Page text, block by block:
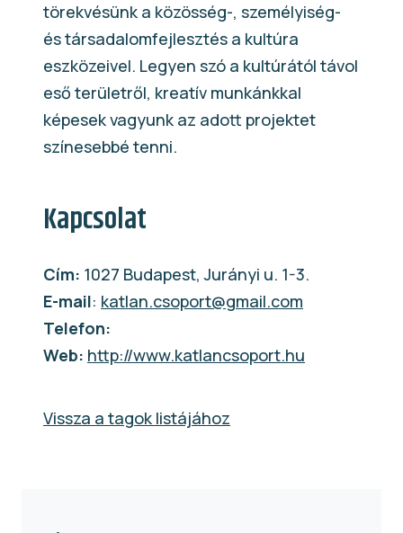
törekvésünk a közösség-, személyiség-
és társadalomfejlesztés a kultúra
eszközeivel. Legyen szó a kultúrától távol
eső területről, kreatív munkánkkal
képesek vagyunk az adott projektet
színesebbé tenni.
Kapcsolat
Cím: 1027 Budapest, Jurányi u. 1-3.
E-mail: katlan.csoport@gmail.com
Telefon:
Web: http://www.katlancsoport.hu
Vissza a tagok listájához